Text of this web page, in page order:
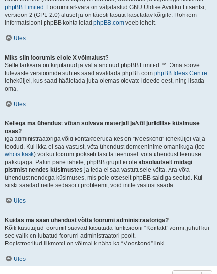
phpBB Limited . Foorumitarkvara on väljalastud GNU Üldise Avaliku Litsentsi,
versioon 2 (GPL-2.0) alusel ja on täiesti tasuta kasutatav kõigile. Rohkem
informatsiooni phpBB kohta leiad phpBB.com veebilehelt.
Üles
Miks siin foorumis ei ole X võimalust?
Selle tarkvara on kirjutanud ja välja andnud phpBB Limited ™. Oma soove
tulevaste versioonide suhtes saad avaldada phpBB.com phpBB Ideas Centre
leheküljel, kus saad hääletada juba olemas olevate ideede eest, ning lisada
oma.
Üles
Kellega ma ühendust võtan solvava materjali ja/või juriidilise küsimuse
osas?
Iga administraatoriga võid kontakteeruda kes on “Meeskond” leheküljel välja
toodud. Kui ikka ei saa vastust, võta ühendust domeeninime omanikuga (tee
whois käsk) või kui foorum jookseb tasuta teenusel, võta ühendust teenuse
pakkujaga. Palun pane tähele, phpBB grupil ei ole absoluutselt midagi
pistmist nendes küsimustes ja teda ei saa vastutusele võtta. Ära võta
ühendust nendega küsimuses, mis pole otseselt phpBB saidiga seotud. Kui
siiski saadad neile sedasorti probleemi, võid mitte vastust saada.
Üles
Kuidas ma saan ühendust võtta foorumi administraatoriga?
Kõik kasutajad foorumil saavad kasutada funktsiooni “Kontakt” vormi, juhul kui
see valik on lubatud foorumi administraatori poolt.
Registreeritud liikmetel on võimalik näha ka “Meeskond” linki.
Üles